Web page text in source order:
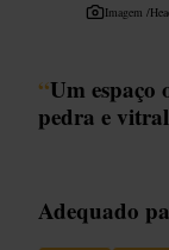
Imagem /
“Um espaço
pedra e
Adequado